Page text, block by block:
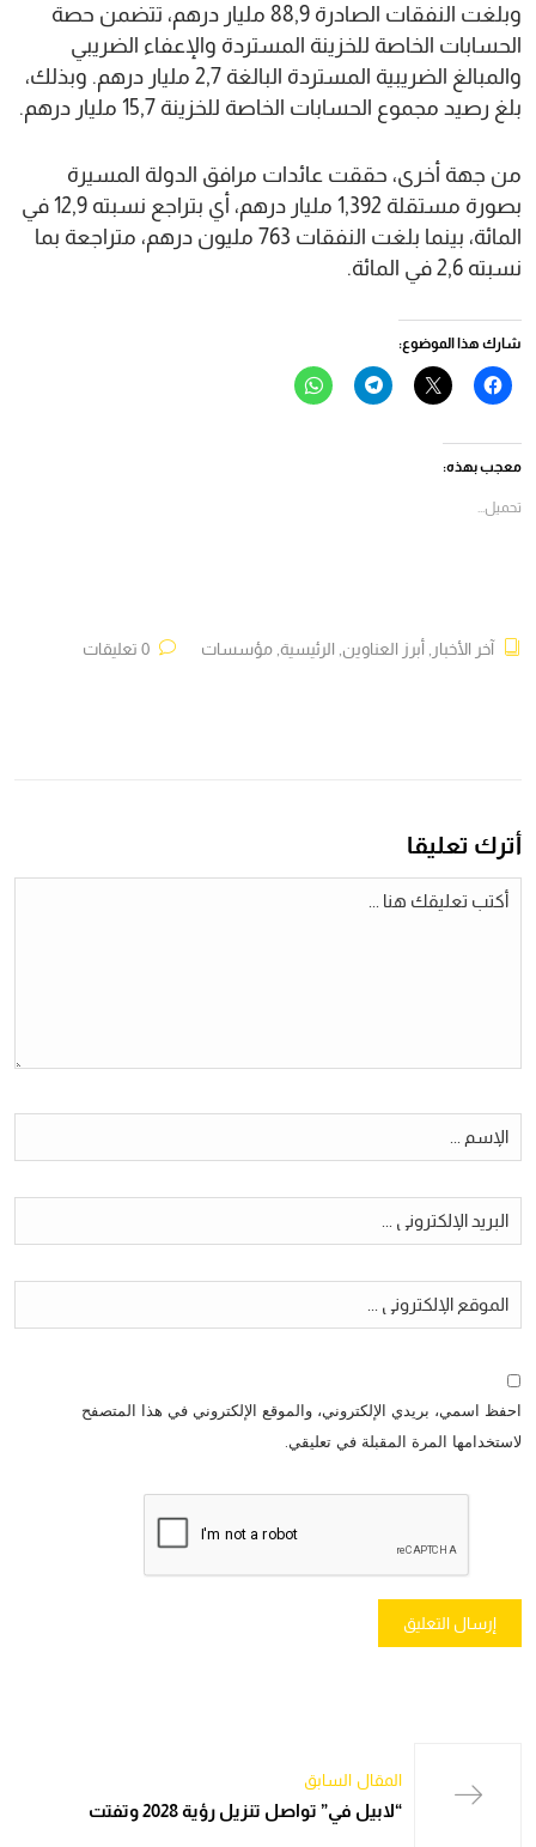
وبلغت النفقات الصادرة 88,9 مليار درهم، تتضمن حصة
الحسابات الخاصة للخزينة المستردة والإعفاء الضريبي
والمبالغ الضريبية المستردة البالغة 2,7 مليار درهم. وبذلك،
بلغ رصيد مجموع الحسابات الخاصة للخزينة 15,7 مليار درهم.
من جهة أخرى، حققت عائدات مرافق الدولة المسيرة
بصورة مستقلة 1,392 مليار درهم، أي بتراجع نسبته 12,9 في
المائة، بينما بلغت النفقات 763 مليون درهم، متراجعة بما
نسبته 2,6 في المائة.
شارك هذا الموضوع:
انقر
للمشاركة
(فتح
في
نافذة
النقر
للمشاركة
انقر
للمشاركة
انقر
للمشاركة
معجب بهذه:
تحميل...
آخر الأخبار أبرز العناوين الرئيسية مؤسسات
أترك تعليقا
احفظ اسمي، بريدي الإلكتروني، والموقع الإلكتروني في هذا المتصفح
لاستخدامها المرة المقبلة في تعليقي.
المقال السابق
“لابيل في” تواصل تنزيل رؤية 2028 وتفتت